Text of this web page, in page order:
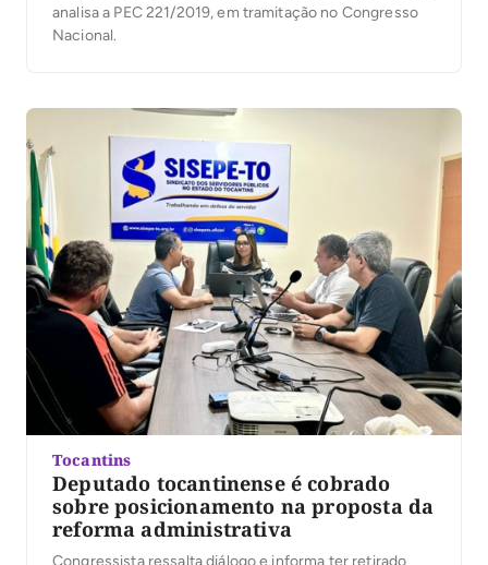
analisa a PEC 221/2019, em tramitação no Congresso
Nacional.
Tocantins
Deputado tocantinense é cobrado
sobre posicionamento na proposta da
reforma administrativa
Congressista ressalta diálogo e informa ter retirado